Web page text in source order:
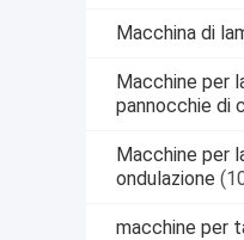
Macchina di
Macchine per
pannocchie di
Macchine per
ondulazione
macchine per